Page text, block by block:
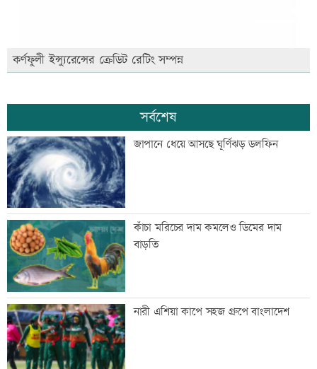
কর্ণফুলী ইন্স্যুরেন্সের ক্রেডিট রেটিং সম্পন্ন
সর্বশেষ
জাপানে ধেয়ে আসছে ঘূর্ণিঝড় ডলফিন
কাঁচা মরিচের দাম কমলেও ডিমের দাম
বাড়তি
নারী এশিয়া কাপে সহজ গ্রুপে বাংলাদেশ